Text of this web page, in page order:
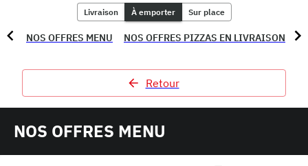
NOS OFFRES MENU NOS OFFRES PIZZAS EN LIVRAISON
Livraison À emporter Sur place
Retour
NOS OFFRES MENU